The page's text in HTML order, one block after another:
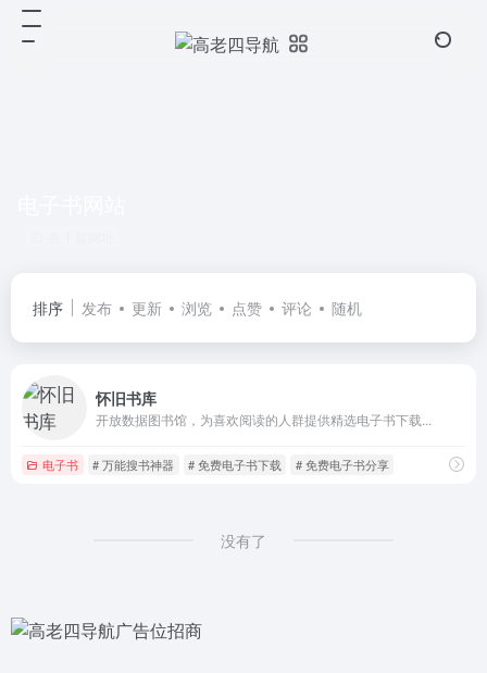
排序 发布 更新 浏览 点赞 评论 随机
怀旧书库
开放数据图书馆，为喜欢阅读的人群提供精选电子书下载...
电子书 # 万能搜书神器 # 免费电子书下载 # 免费电子书分享
没有了